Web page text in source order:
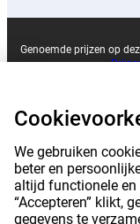
Genoemde prijzen op
Over Belsimpel
Privacy |
We gebruiken
beter en
altijd functionele
“Accepteren” klikt,
gegevens te